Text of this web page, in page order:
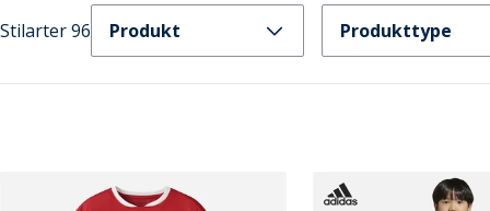
Stilarter 96 Produkt Produkttype